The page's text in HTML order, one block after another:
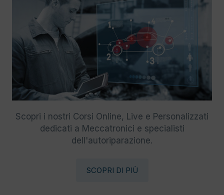
Scopri i nostri Corsi Online, Live e Personalizzati
dedicati a Meccatronici e specialisti
dell'autoriparazione.
SCOPRI DI PIÙ